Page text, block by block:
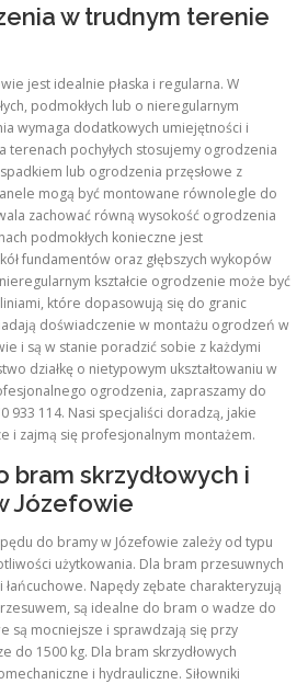
w trudnym terenie
jest idealnie płaska i regularna. W
podmokłych lub o nieregularnym
wymaga dodatkowych umiejętności i
terenach pochyłych stosujemy ogrodzenia
lub ogrodzenia przęsłowe z
mogą być montowane równolegle do
zachować równą wysokość ogrodzenia
podmokłych konieczne jest
fundamentów oraz głębszych wykopów
kształcie ogrodzenie może być
które dopasowują się do granic
doświadczenie w montażu ogrodzeń w
i są w stanie poradzić sobie z każdymi
działkę o nietypowym ukształtowaniu w
ogrodzenia, zapraszamy do
933 114. Nasi specjaliści doradzą, jakie
i zajmą się profesjonalnym montażem.
bram skrzydłowych i
Józefowie
do bramy w Józefowie zależy od typu
użytkowania. Dla bram przesuwnych
Napędy zębate charakteryzują
są idealne do bram o wadze do
są mocniejsze i sprawdzają się przy
do 1500 kg. Dla bram skrzydłowych
i hydrauliczne. Siłowniki